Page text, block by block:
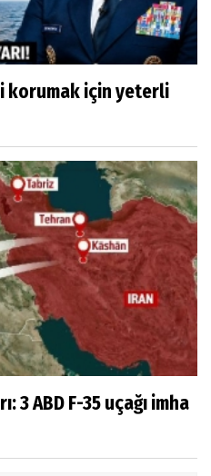
korumak için yeterli
3 ABD F-35 uçağı imha